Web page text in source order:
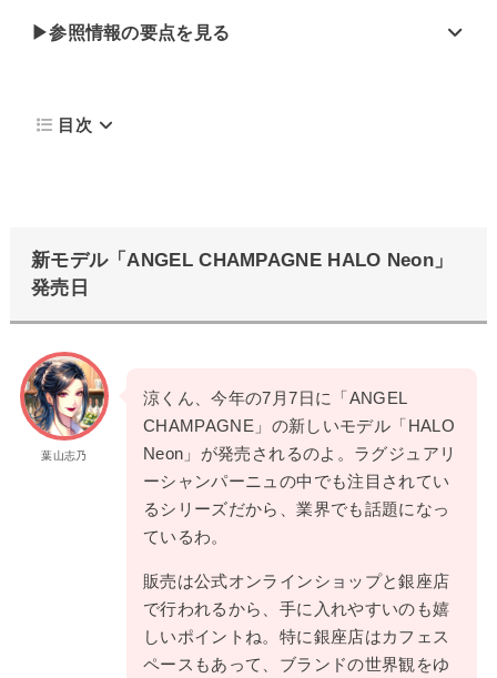
▶参照情報の要点を見る
目次
新モデル「ANGEL CHAMPAGNE HALO Neon」
発売日
葉山志乃
涼くん、今年の7月7日に「ANGEL
CHAMPAGNE」の新しいモデル「HALO
Neon」が発売されるのよ。ラグジュアリ
ーシャンパーニュの中でも注目されてい
るシリーズだから、業界でも話題になっ
ているわ。
販売は公式オンラインショップと銀座店
で行われるから、手に入れやすいのも嬉
しいポイントね。特に銀座店はカフェス
ペースもあって、ブランドの世界観をゆ